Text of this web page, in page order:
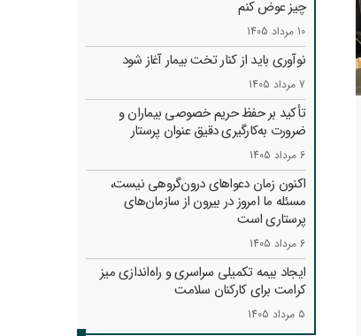
چیز عوض کنم
10 مرداد 1405
نوآوری باید از کنار تخت بیمار آغاز شود
7 مرداد 1405
تأکید بر حفظ حریم خصوصی بیماران و
ضرورت به‌کارگیری دقیق عنوان پرستار
6 مرداد 1405
اکنون زمان دعواهای درون‌گروهی نیست،
مسئله ما امروز در بیرون از سازمان‌های
پرستاری است
6 مرداد 1405
ایجاد بیمه تکمیلی سراسری و راه‌اندازی میز
کرامت برای کارکنان سلامت
5 مرداد 1405